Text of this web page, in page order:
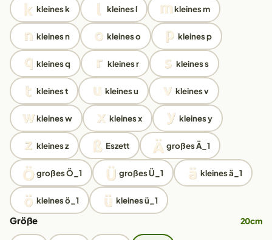
kleines k kleines l kleines m
kleines n kleines o kleines p
kleines q kleines r kleines s
kleines t kleines u kleines v
kleines w kleines x kleines y
kleines z Eszett großes Ä_1
großes Ö_1 großes Ü_1 kleines ä_1
kleines ö_1 kleines ü_1
Größe 20cm